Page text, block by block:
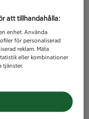
att tillhandahålla:
enhet. Använda
för personaliserad
reklam. Mäta
eller kombinationer
tjänster.